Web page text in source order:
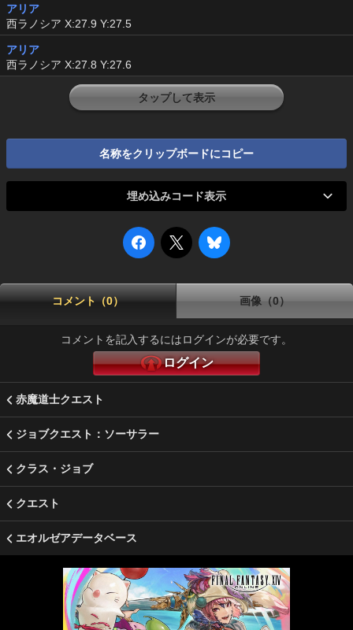
アリア
西ラノシア X:27.9 Y:27.5
アリア
西ラノシア X:27.8 Y:27.6
タップして表示
名称をクリップボードにコピー
埋め込みコード表示
コメント（0） 画像（0）
コメントを記入するにはログインが必要です。
ログイン
赤魔道士クエスト
ジョブクエスト：ソーサラー
クラス・ジョブ
クエスト
エオルゼアデータベース